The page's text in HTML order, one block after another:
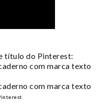
título do Pinterest: